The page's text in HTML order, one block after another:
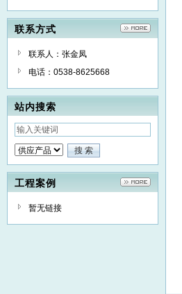
联系方式
联系人：张金凤
电话：0538-8625668
站内搜索
工程案例
暂无链接